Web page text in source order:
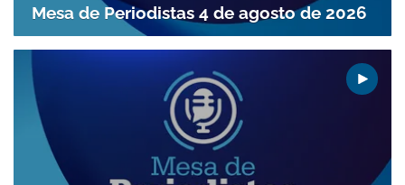
Mesa de Periodistas 4 de agosto de 2026